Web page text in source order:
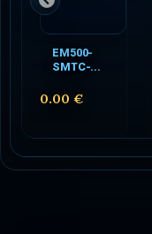
EM500-
SMTC-...
0.00 €